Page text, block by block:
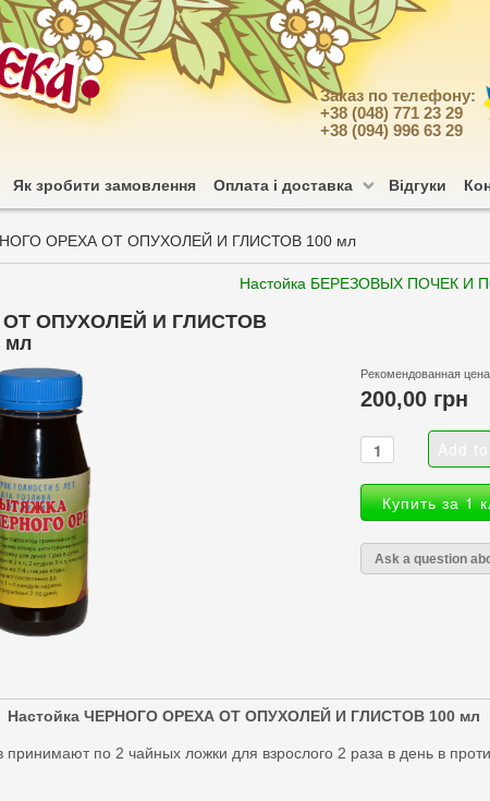
Заказ по телефону:
+38 (048) 771 23 29
+38 (094) 996 63 29
Як зробити замовлення Оплата і доставка Відгуки
ОРЕХА ОТ ОПУХОЛЕЙ И ГЛИСТОВ 100 мл
Настойка БЕРЕЗОВЫХ ПОЧЕК И
ОТ ОПУХОЛЕЙ И ГЛИСТОВ
мл
Рекомендованная
200,00 грн
Купить за 1
Ask a question
Настойка ЧЕРНОГО ОРЕХА ОТ ОПУХОЛЕЙ И ГЛИСТОВ 100 мл
принимают по 2 чайных ложки для взрослого 2 раза в день в